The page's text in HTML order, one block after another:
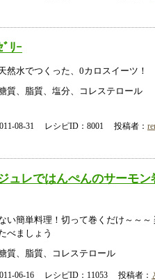
ﾞﾘｰ
然水でつくった、0カロスイーツ！
質、脂質、塩分、コレステロール
08-31 レシピID：8001 投稿者：
ュレではんぺんのサーモン
い簡単料理！切って巻くだけ～～～
べましょう
質、脂質、コレステロール
06-16 レシピID：11053 投稿者：